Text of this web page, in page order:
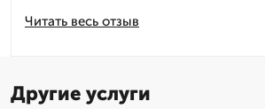
Читать весь отзыв
Другие услуги